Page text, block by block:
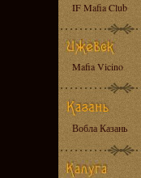
IF Mafia Club
Mafia Vicino
Вобла Казань